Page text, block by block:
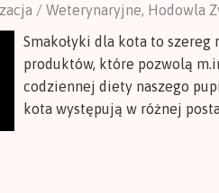
/ Weterynaryjne, Hodowla
Smakołyki dla kota to szereg
produktów, które pozwolą
codziennej diety naszego
kota występują w różnej